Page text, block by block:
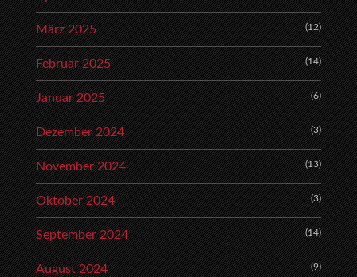
März 2025 (12)
Februar 2025 (14)
Januar 2025 (6)
Dezember 2024 (3)
November 2024 (13)
Oktober 2024 (3)
September 2024 (14)
August 2024 (9)